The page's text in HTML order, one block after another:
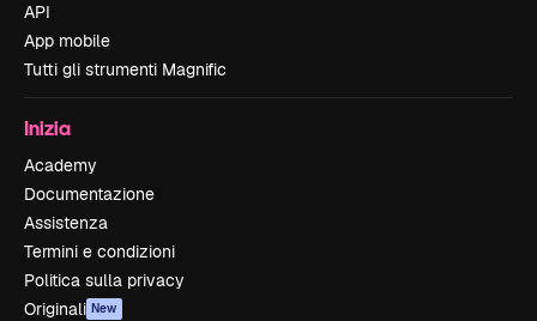
API
App mobile
Tutti gli strumenti Magnific
Inizia
Academy
Documentazione
Assistenza
Termini e condizioni
Politica sulla privacy
Originali New